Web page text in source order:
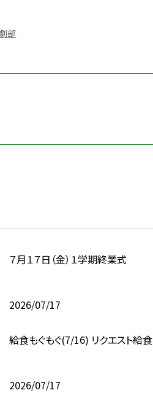
部
７月１７日（金）１学期終業式
2026/07/17
給食もぐもぐ(7/16) リクエスト給食
2026/07/17